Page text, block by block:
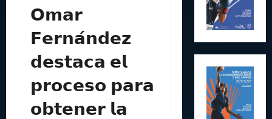
𝗢𝗺𝗮𝗿
𝗙𝗲𝗿𝗻𝗮́𝗻𝗱𝗲𝘇
𝗱𝗲𝘀𝘁𝗮𝗰𝗮 𝗲𝗹
𝗽𝗿𝗼𝗰𝗲𝘀𝗼 𝗽𝗮𝗿𝗮
𝗼𝗯𝘁𝗲𝗻𝗲𝗿 𝗹𝗮